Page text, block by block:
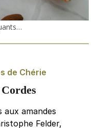
de Chérie
aux amandes
Felder,